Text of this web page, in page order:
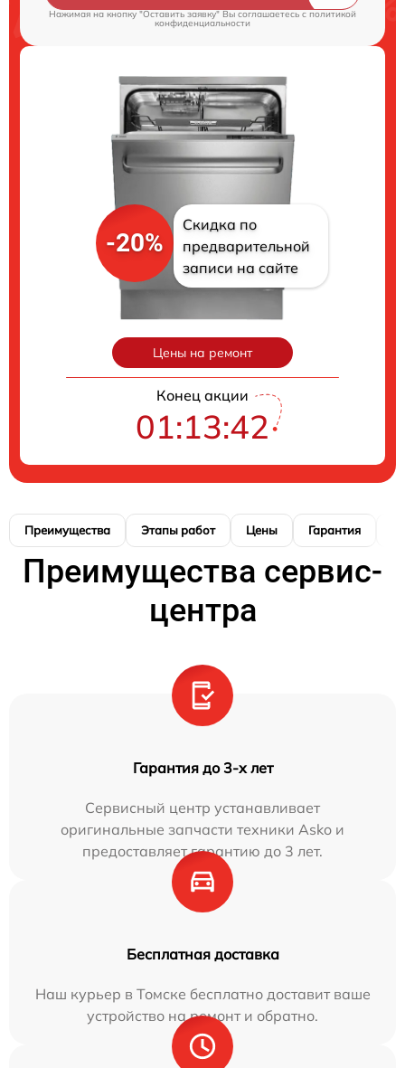
Нажимая на кнопку "Оставить заявку" Вы соглашаетесь cполитикой
конфиденциальности
-20%
Скидка по
предварительной
записи на сайте
Цены на ремонт
Конец акции
01:13:41
Преимущества Этапы работ Цены Гарантия
Преимущества сервис-
центра
Гарантия до 3-х лет
Сервисный центр устанавливает
оригинальные запчасти техники Asko и
предоставляет гарантию до 3 лет.
Бесплатная доставка
Наш курьер в Томске бесплатно доставит ваше
устройство на ремонт и обратно.